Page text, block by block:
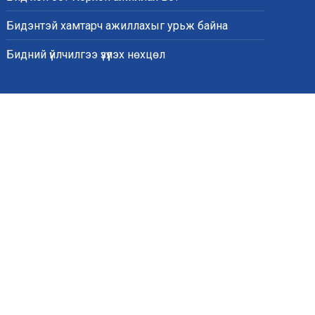
Бидэнтэй хамтарч ажиллахыг урьж байна
Бидний үйлчилгээ үзүүлэх нөхцөл